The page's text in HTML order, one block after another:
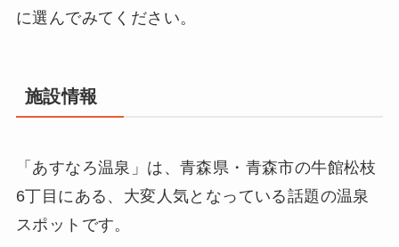
に選んでみてください。
施設情報
「あすなろ温泉」は、青森県・青森市の牛館松枝
6丁目にある、大変人気となっている話題の温泉
スポットです。